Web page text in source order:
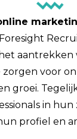
aantrekken
zorgen voor
groei.
in
profiel en